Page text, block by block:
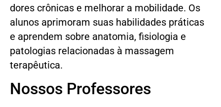
dores crônicas e melhorar a mobilidade. Os
alunos aprimoram suas habilidades práticas
e aprendem sobre anatomia, fisiologia e
patologias relacionadas à massagem
terapêutica.
Nossos Professores